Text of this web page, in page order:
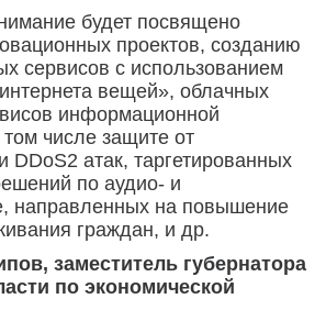
будет посвящено
проектов, созданию
сервисов с использованием
вещей», облачных
информационной
том числе защите от
DDoS2 атак, таргетированных
по аудио- и
направленных на повышение
граждан, и др.
заместитель губернатора
по экономической